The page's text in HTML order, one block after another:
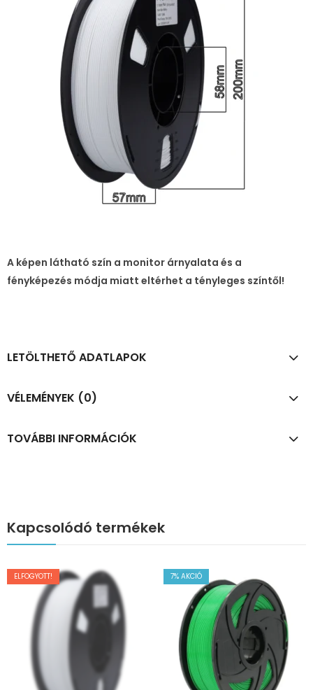
A képen látható szín a monitor árnyalata és a
fényképezés módja miatt eltérhet a tényleges színtől!
LETÖLTHETŐ ADATLAPOK
VÉLEMÉNYEK (0)
TOVÁBBI INFORMÁCIÓK
Kapcsolódó termékek
ELFOGYOTT! 7% AKCIÓ